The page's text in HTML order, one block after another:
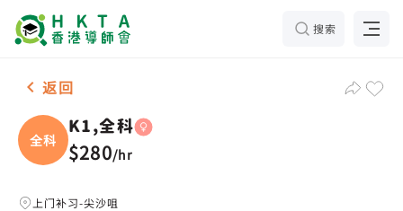
搜索
女-1名 K1,全科，尖沙咀 补习推介
返回
全科
K1,全科
$280/hr
上门补习-尖沙咀